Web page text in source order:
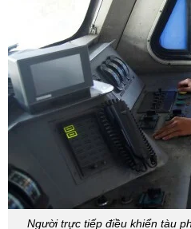
Người trực tiếp điều khiển tàu